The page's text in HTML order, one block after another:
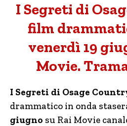
I Segreti di
film
venerdì 19
Movie.
I Segreti di Osage
drammatico in onda
giugno su Rai Movie